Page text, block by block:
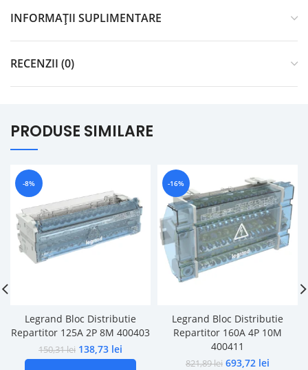
INFORMAȚII SUPLIMENTARE
RECENZII (0)
PRODUSE SIMILARE
-8%
Legrand Bloc Distributie
Repartitor 125A 2P 8M 400403
150,31lei 138,73 lei
-16%
Legrand Bloc Distributie
Repartitor 160A 4P 10M
400411
821,89lei 693,72 lei